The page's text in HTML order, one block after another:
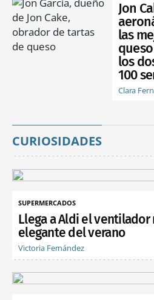
Jon
las
los
100
Clara
CURIOSIDADES
SUPERMERCADOS
Llega a Aldi el ventilador
elegante del verano
Victoria Fernández